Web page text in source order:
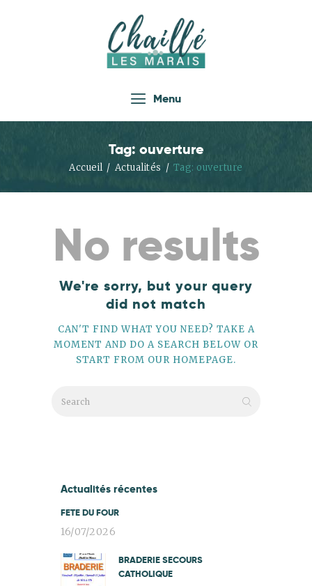
Menu
Tag: ouverture
Accueil Actualités Tag: ouverture
Vie Locale
Économie
Tourisme
Les Associations
No results
We're sorry, but your query
did not match
CAN'T FIND WHAT YOU NEED? TAKE A
MOMENT AND DO A SEARCH BELOW OR
START FROM OUR HOMEPAGE.
Actualités récentes
FETE DU FOUR
16/07/2026
BRADERIE SECOURS
CATHOLIQUE